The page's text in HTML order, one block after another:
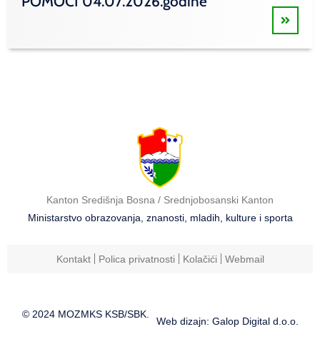
Kanton Središnja Bosna / Srednjobosanski Kanton
Ministarstvo obrazovanja, znanosti, mladih, kulture i sporta
Kontakt Polica privatnosti Kolačići Webmail
© 2024 MOZMKS KSB/SBK.
Web dizajn: Galop Digital d.o.o.